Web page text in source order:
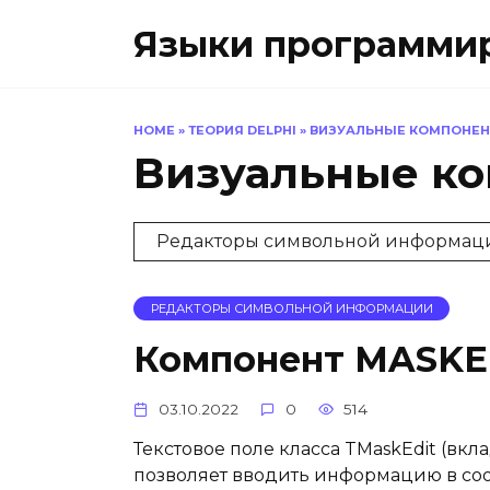
Языки
HOME » ТЕОРИЯ DELPHI » ВИЗУАЛЬНЫЕ
Визуальные
Редакторы символьной
РЕДАКТОРЫ СИМВОЛЬНОЙ ИНФОРМАЦИИ
Компонент
03.10.2022 0 514
Текстовое поле класса TMaskEdit
позволяет вводить информацию в